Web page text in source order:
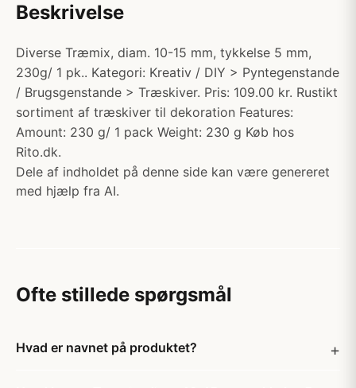
Beskrivelse
Diverse Træmix, diam. 10-15 mm, tykkelse 5 mm,
230g/ 1 pk.. Kategori: Kreativ / DIY > Pyntegenstande
/ Brugsgenstande > Træskiver. Pris: 109.00 kr. Rustikt
sortiment af træskiver til dekoration Features:
Amount: 230 g/ 1 pack Weight: 230 g Køb hos
Rito.dk.
Dele af indholdet på denne side kan være genereret
med hjælp fra AI.
Ofte stillede spørgsmål
Hvad er navnet på produktet?